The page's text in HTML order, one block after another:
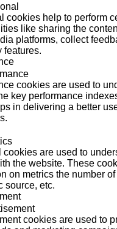
cookies help to perform
like sharing the
platforms, collect
features.
cookies are used to
key performance
in delivering a better
cookies are used to
the website. These
on metrics the number
source, etc.
cookies are used to